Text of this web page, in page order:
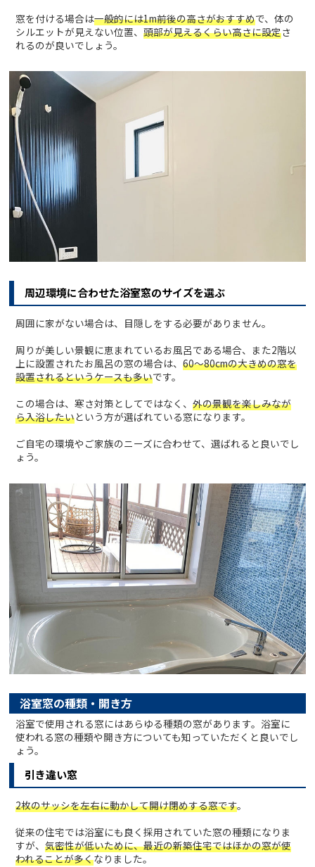
窓を付ける場合は一般的には1m前後の高さがおすすめで、体の
シルエットが見えない位置、 頭部が見えるくらい高さに設定さ
れるのが良いでしょう。
周辺環境に合わせた浴室窓のサイズを選ぶ
周囲に家がない場合は、目隠しをする必要がありません。
周りが美しい景観に恵まれているお風呂である場合、また2階以
上に設置されたお風呂の窓の場合は、 60〜80cmの大きめの窓を
設置されるというケースも多いです。
この場合は、寒さ対策としてではなく、 外の景観を楽しみなが
ら入浴したいという方が選ばれている窓になります。
ご自宅の環境やご家族のニーズに合わせて、選ばれると良いでし
ょう。
浴室窓の種類・開き方
浴室で使用される窓にはあらゆる種類の窓があります。浴室に
使われる窓の種類や開き方についても知っていただくと良いでし
ょう。
引き違い窓
2枚のサッシを左右に動かして開け閉めする窓です。
従来の住宅では浴室にも良く採用されていた窓の種類になりま
すが、 気密性が低いために、最近の新築住宅ではほかの窓が使
われることが多くなりました。